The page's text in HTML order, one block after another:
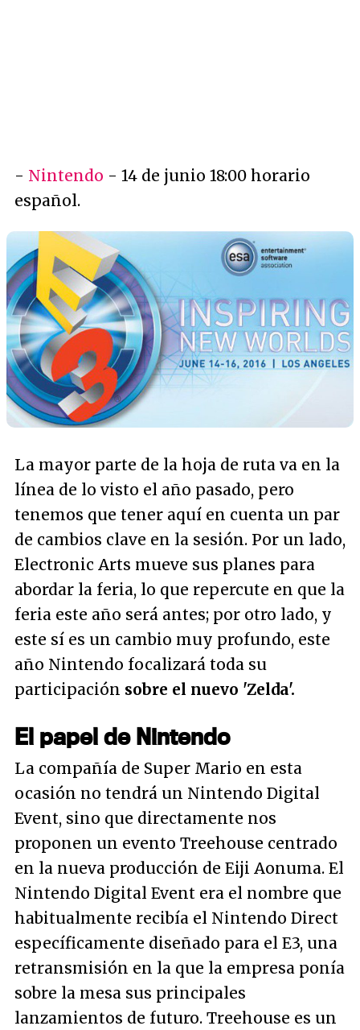
- Nintendo - 14 de junio 18:00 horario
español.
La mayor parte de la hoja de ruta va en la
línea de lo visto el año pasado, pero
tenemos que tener aquí en cuenta un par
de cambios clave en la sesión. Por un lado,
Electronic Arts mueve sus planes para
abordar la feria, lo que repercute en que la
feria este año será antes; por otro lado, y
este sí es un cambio muy profundo, este
año Nintendo focalizará toda su
participación sobre el nuevo 'Zelda'.
El papel de Nintendo
La compañía de Super Mario en esta
ocasión no tendrá un Nintendo Digital
Event, sino que directamente nos
proponen un evento Treehouse centrado
en la nueva producción de Eiji Aonuma. El
Nintendo Digital Event era el nombre que
habitualmente recibía el Nintendo Direct
específicamente diseñado para el E3, una
retransmisión en la que la empresa ponía
sobre la mesa sus principales
lanzamientos de futuro. Treehouse es un